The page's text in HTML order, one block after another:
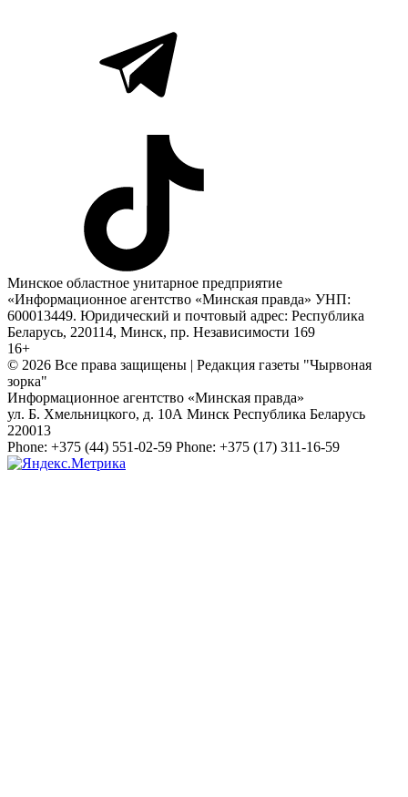
Минское областное унитарное предприятие
«Информационное агентство «Минская правда» УНП:
600013449. Юридический и почтовый адрес: Республика
Беларусь, 220114, Минск, пр. Независимости 169
16+
© 2026 Все права защищены | Редакция газеты "Чырвоная
зорка"
Информационное агентство «Минская правда»
ул. Б. Хмельницкого, д. 10А Минск Республика Беларусь
220013
Phone: +375 (44) 551-02-59 Phone: +375 (17) 311-16-59